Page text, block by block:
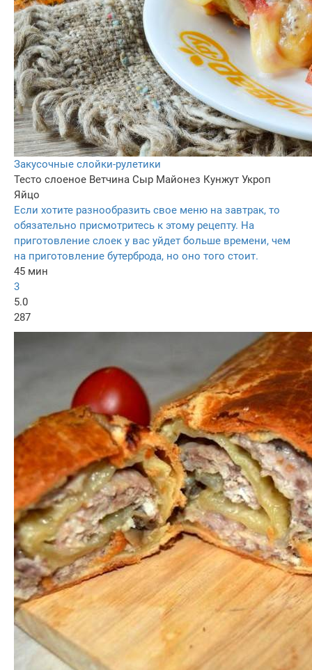
Закусочные слойки-рулетики
Тесто слоеное Ветчина Сыр Майонез Кунжут Укроп
Яйцо
Если хотите разнообразить свое меню на завтрак, то
обязательно присмотритесь к этому рецепту. На
приготовление слоек у вас уйдет больше времени, чем
на приготовление бутерброда, но оно того стоит.
45 мин
3
5.0
287